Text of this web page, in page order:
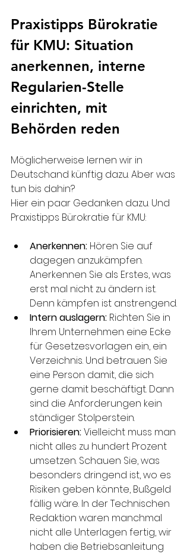
Praxistipps Bürokratie
für KMU: Situation
anerkennen, interne
Regularien-Stelle
einrichten, mit
Behörden reden
Möglicherweise lernen wir in
Deutschand künftig dazu. Aber was
tun bis dahin?
Hier ein paar Gedanken dazu. Und
Praxistipps Bürokratie für KMU:
Anerkennen: Hören Sie auf
dagegen anzukämpfen.
Anerkennen Sie als Erstes, was
erst mal nicht zu ändern ist.
Denn kämpfen ist anstrengend.
Intern auslagern: Richten Sie in
Ihrem Unternehmen eine Ecke
für Gesetzesvorlagen ein, ein
Verzeichnis. Und betrauen Sie
eine Person damit, die sich
gerne damit beschäftigt. Dann
sind die Anforderungen kein
ständiger Stolperstein.
Priorisieren: Vielleicht muss man
nicht alles zu hundert Prozent
umsetzen. Schauen Sie, was
besonders dringend ist, wo es
Risiken geben könnte, Bußgeld
fällig wäre. In der Technischen
Redaktion waren manchmal
nicht alle Unterlagen fertig, wir
haben die Betriebsanleitung